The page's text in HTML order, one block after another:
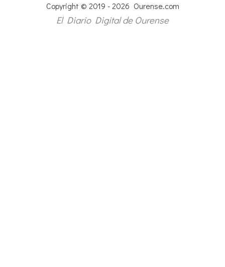
Copyright © 2019 - 2026 Ourense.com
El Diario Digital de Ourense